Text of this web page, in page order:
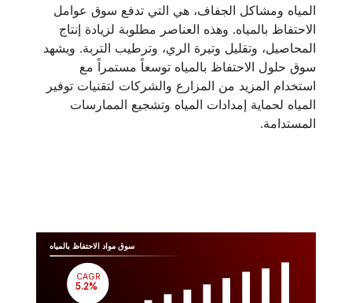
المياه ومشاكل الجفاف، هي التي تدفع سوق عوامل
الاحتفاظ بالمياه. وهذه العناصر مطلوبة لزيادة إنتاج
المحاصيل، وتقليل وتيرة الري، وترطيب التربة. ويشهد
سوق حلول الاحتفاظ بالمياه توسعاً مستمراً مع
استخدام المزيد من المزارع والشركات لتقنيات توفير
المياه لحماية إمدادات المياه وتشجيع الممارسات
المستدامة.
سوق مواد الاحتفاظ بالمياه
CAGR
5.2%